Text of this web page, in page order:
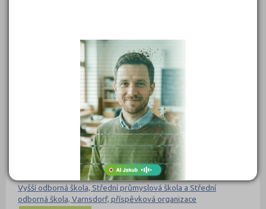
Vyšší odborná škola zdravotnická a Střední zdravotnická škola,
Praha 4, 5. května 51
Vyšší odborná škola, Obchodní akademie, Střední zdravotnická
škola a Jazyková škola s právem státní jazykové zkoušky,
Klatovy, Plánická 196
Vyšší odborná škola, Střední průmyslová škola a Střední
odborná škola, Varnsdorf, příspěvková organizace